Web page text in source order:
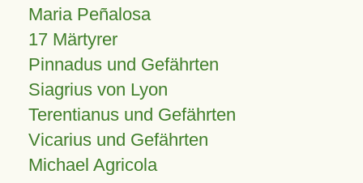
Maria Peñalosa
17 Märtyrer
Pinnadus und Gefährten
Siagrius von Lyon
Terentianus und Gefährten
Vicarius und Gefährten
Michael Agricola